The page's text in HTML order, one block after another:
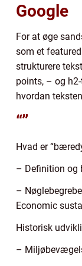
Google
For at øge
som et
strukturere
points, – og
hvordan
“”
Hvad er
– Definition og
–
Economic
Historisk
–